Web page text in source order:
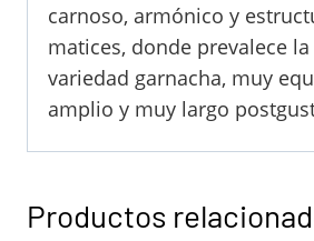
carnoso, armónico y
matices, donde prevalece
variedad garnacha, muy
amplio y muy largo
Productos